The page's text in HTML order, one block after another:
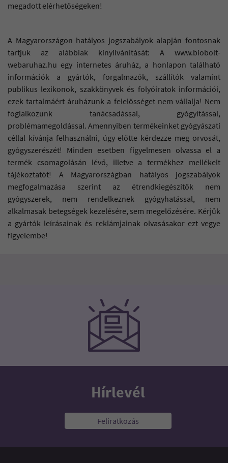
megadott elérhetőségeken!
A Magyarországon hatályos jogszabályok alapján fontosnak
tartjuk az alábbiak kinyilvánítását: A www.biobolt-
webaruhaz.hu egy internetes áruház, a honlapon található
információk a gyártók, forgalmazók, szállítók valamint
publikus lexikonok, szakkönyvek és folyóiratok információi,
ezek tartalmáért áruházunk a felelősséget nem vállalja! Nem
foglalkozunk tanácsadással, gyógyítással,
problémamegoldással. Amennyiben termékeinket gyógyászati
céllal kívánja felhasználni, úgy előtte kérdezze meg orvosát,
gyógyszerészét! Minden esetben figyelmesen olvassa el a
termék csomagolásán lévő, illetve a termékhez mellékelt
tájékoztatót! A Magyarországban hatályos jogszabályok
megfogalmazása szerint az étrendkiegészítők nem
gyógyszerek, nem rendelkeznek gyógyhatással, nem
alkalmasak betegségek kezelésére, sem megelőzésére. Kérjük
a gyártók leírásainak és reklámjainak olvasásakor ezt vegye
figyelembe!
Hírlevél
Feliratkozás